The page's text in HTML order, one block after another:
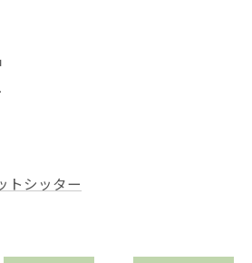
トシッター